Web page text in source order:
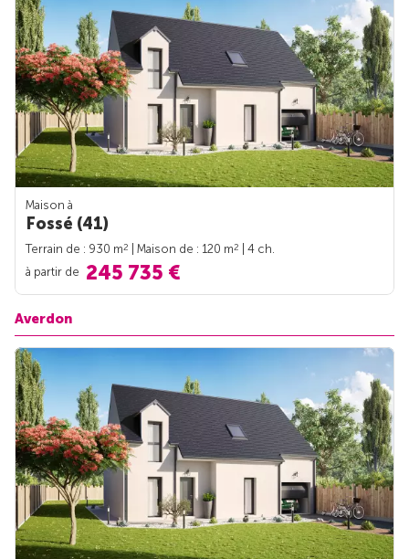
Maison à
Fossé (41)
Terrain de : 930 m2 | Maison de : 120 m2
| 4 ch.
à partir de 245 735 €
Averdon